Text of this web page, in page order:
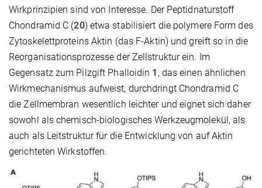
Wirkprinzipien sind von Interesse. Der Peptidnaturstoff
Chondramid C (20) etwa stabilisiert die polymere Form des
Zytoskelettproteins Aktin (das F-Aktin) und greift so in die
Reorganisationsprozesse der Zellstruktur ein. Im
Gegensatz zum Pilzgift Phalloidin 1 , das einen ähnlichen
Wirkmechanismus aufweist, durchdringt Chondramid C
die Zellmembran wesentlich leichter und eignet sich daher
sowohl als chemisch-biologisches Werkzeugmolekül, als
auch als Leitstruktur für die Entwicklung von auf Aktin
gerichteten Wirkstoffen.